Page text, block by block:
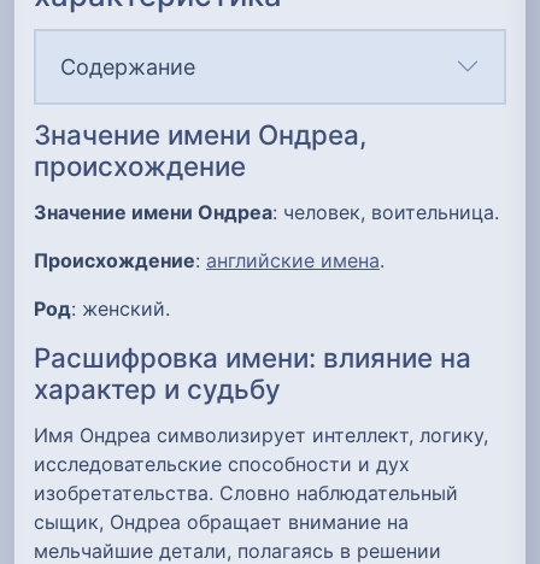
Содержание
Значение имени Ондреа,
происхождение
Значение имени Ондреа: человек, воительница.
Происхождение: английские имена.
Род: женский.
Расшифровка имени: влияние на
характер и судьбу
Имя Ондреа символизирует интеллект, логику,
исследовательские способности и дух
изобретательства. Словно наблюдательный
сыщик, Ондреа обращает внимание на
мельчайшие детали, полагаясь в решении